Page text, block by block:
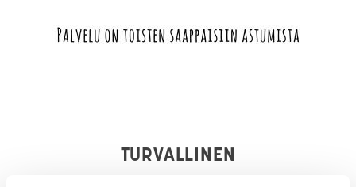
TURVALLINEN